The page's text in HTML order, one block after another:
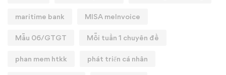
maritime bank MISA meInvoice
Mẫu 06/GTGT Mỗi tuần 1 chuyên đề
phan mem htkk phát triển cá nhân